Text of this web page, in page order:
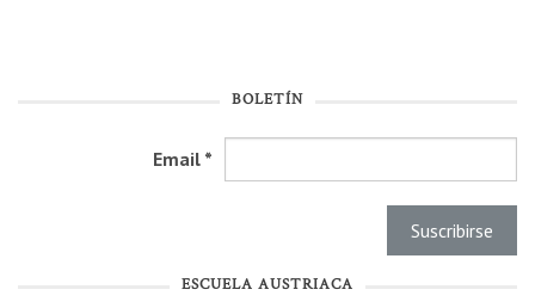
BOLETÍN
Email *
ESCUELA AUSTRIACA